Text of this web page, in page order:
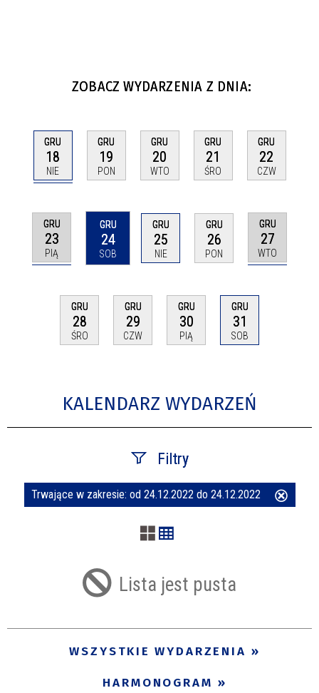
ZOBACZ WYDARZENIA Z DNIA:
GRU
18
NIE
GRU
19
PON
GRU
20
WTO
GRU
21
ŚRO
GRU
22
CZW
GRU
23
PIĄ
GRU
24
SOB
GRU
25
NIE
GRU
26
PON
GRU
27
WTO
GRU
28
ŚRO
GRU
29
CZW
GRU
30
PIĄ
GRU
31
SOB
KALENDARZ WYDARZEŃ
Filtry
Szukana fraza
Trwające w zakresie: od 24.12.2022 do 24.12.2022
Lista jest pusta
WSZYSTKIE WYDARZENIA
HARMONOGRAM